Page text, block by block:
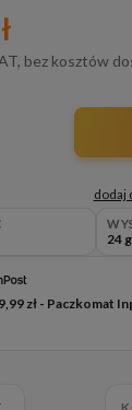
bez kosztów
dodaj
24
zł - Paczkomat